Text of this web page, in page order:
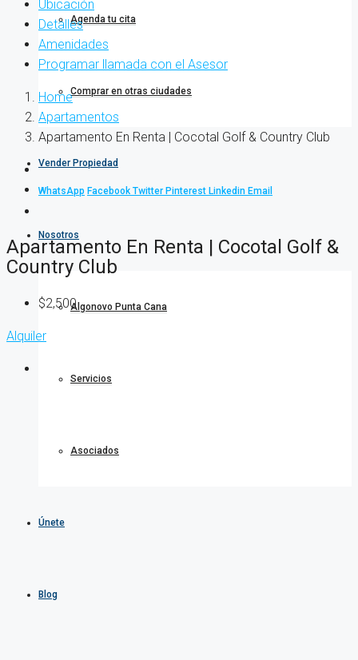
Agenda tu cita
Comprar en otras ciudades
Vender Propiedad
Nosotros
Algonovo Punta Cana
Servicios
Asociados
Únete
Blog
Ubicación
Detalles
Amenidades
Programar llamada con el Asesor
Home
Apartamentos
Apartamento En Renta | Cocotal Golf & Country Club
WhatsApp Facebook Twitter Pinterest Linkedin Email
Apartamento En Renta | Cocotal Golf &
Country Club
$2,500
Alquiler